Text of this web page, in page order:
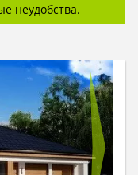
неудобства.